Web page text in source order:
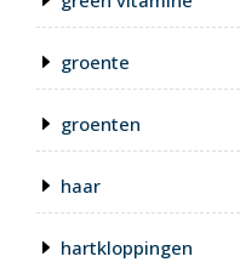
groente
groenten
haar
hartkloppingen